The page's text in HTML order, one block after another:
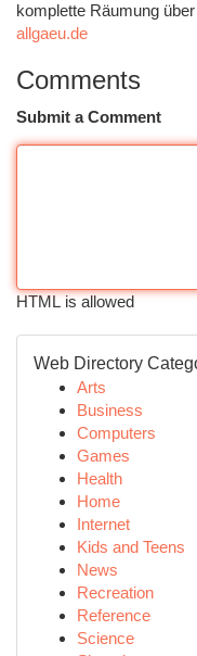
komplette Räumung
allgaeu.de
Comments
Submit a Comment
HTML is allowed
Web Directory
Arts
Business
Computers
Games
Health
Home
Internet
Kids and Teens
News
Recreation
Reference
Science